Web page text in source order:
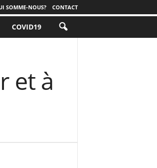
SOMME-NOUS? CONTACT
COVID19
et à